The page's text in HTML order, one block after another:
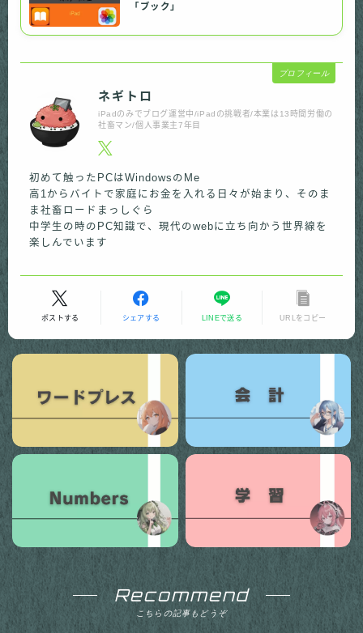
「ブック」
プロフィール
ネギトロ
iPadのみでブログ運営中/iPadの挑戦者/本業は13時間労働の
社畜マン/個人事業主7年目
初めて触ったPCはWindowsのMe
高1からバイトで家庭にお金を入れる日々が始まり、そのま
ま社畜ロードまっしぐら
中学生の時のPC知識で、現代のwebに立ち向かう世界線を
楽しんでいます
ポストする シェアする LINEで送る URLをコピー
Recommend
こちらの記事もどうぞ